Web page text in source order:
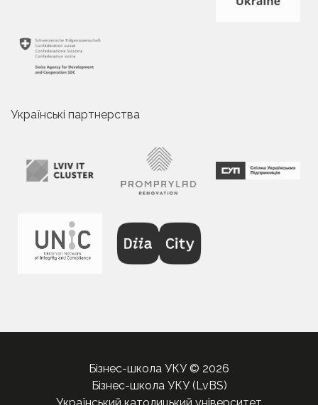
Українські партнерства
Бізнес-школа УКУ © 2026
Бізнес-школа УКУ (LvBS)
Український католицький університет